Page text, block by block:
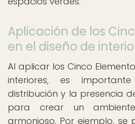
Aplicación de los
en el diseño de
Al aplicar los Cinco
interiores, es
distribución y la presencia
para crear un
armonioso. Por ejemplo, se